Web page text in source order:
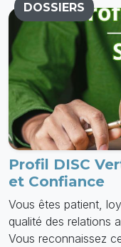
DOSSIERS
Profil DISC
et Confiance
Vous êtes patient,
qualité des relations
Vous reconnaissez